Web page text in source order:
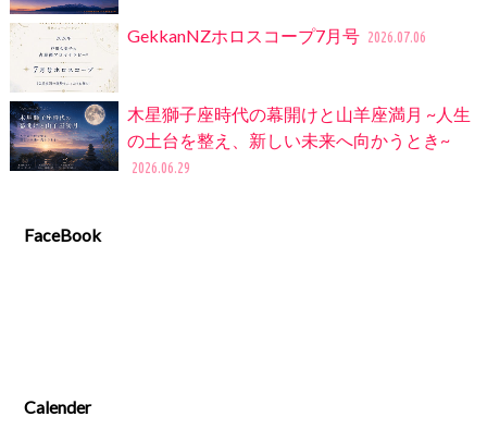
GekkanNZホロスコープ7月号 2026.07.06
木星獅子座時代の幕開けと山羊座満月 ~人生
の土台を整え、新しい未来へ向かうとき~
2026.06.29
FaceBook
Calender